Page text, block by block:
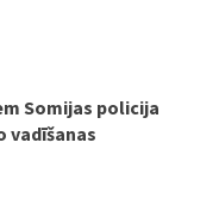
Somijas policija
vadīšanas